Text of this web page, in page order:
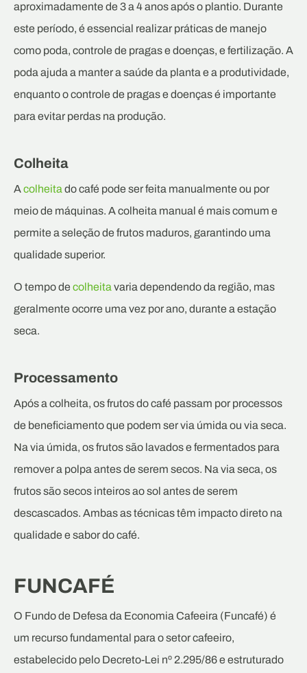
aproximadamente de 3 a 4 anos após o plantio. Durante
este período, é essencial realizar práticas de manejo
como poda, controle de pragas e doenças, e fertilização. A
poda ajuda a manter a saúde da planta e a produtividade,
enquanto o controle de pragas e doenças é importante
para evitar perdas na produção.
Colheita
Acolheita do café pode ser feita manualmente ou por
meio de máquinas. A colheita manual é mais comum e
permite a seleção de frutos maduros, garantindo uma
qualidade superior.
O tempo de colheita varia dependendo da região, mas
geralmente ocorre uma vez por ano, durante a estação
seca.
Processamento
Após a colheita, os frutos do café passam por processos
de beneficiamento que podem ser via úmida ou via seca.
Na via úmida, os frutos são lavados e fermentados para
remover a polpa antes de serem secos. Na via seca, os
frutos são secos inteiros ao sol antes de serem
descascados. Ambas as técnicas têm impacto direto na
qualidade e sabor do café.
FUNCAFÉ
O Fundo de Defesa da Economia Cafeeira (Funcafé) é
um recurso fundamental para o setor cafeeiro,
estabelecido pelo Decreto-Lei nº 2.295/86 e estruturado